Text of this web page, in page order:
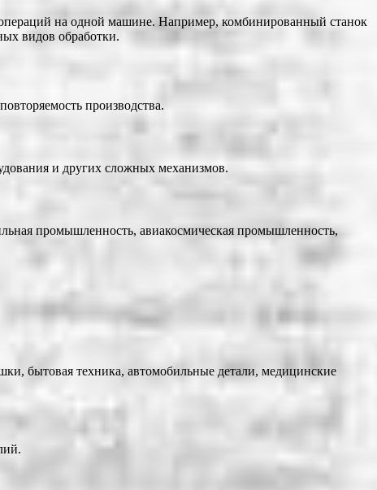
на одной машине. Например, комбинированный станок
видов обработки.
производства.
и других сложных механизмов.
промышленность, авиакосмическая промышленность,
бытовая техника, автомобильные детали, медицинские